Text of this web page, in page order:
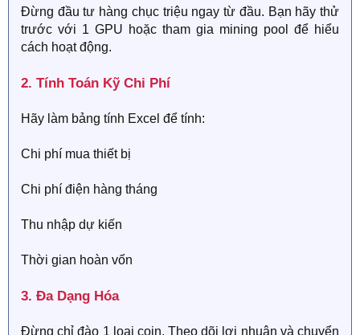
Đừng đầu tư hàng chục triệu ngay từ đầu. Bạn hãy thử
trước với 1 GPU hoặc tham gia mining pool để hiểu
cách hoạt động.
2. Tính Toán Kỹ Chi Phí​
Hãy làm bảng tính Excel để tính:
Chi phí mua thiết bị
Chi phí điện hàng tháng
Thu nhập dự kiến
Thời gian hoàn vốn
3. Đa Dạng Hóa​
Đừng chỉ đào 1 loại coin. Theo dõi lợi nhuận và chuyển